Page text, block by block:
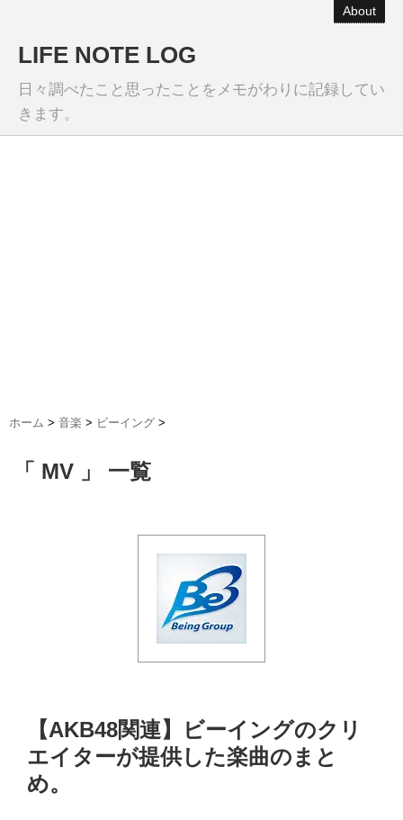
About
LIFE NOTE LOG
日々調べたこと思ったことをメモがわりに記録してい
きます。
ホーム > 音楽 > ビーイング >
「 MV 」 一覧
【AKB48関連】ビーイングのクリ
エイターが提供した楽曲のまと
め。